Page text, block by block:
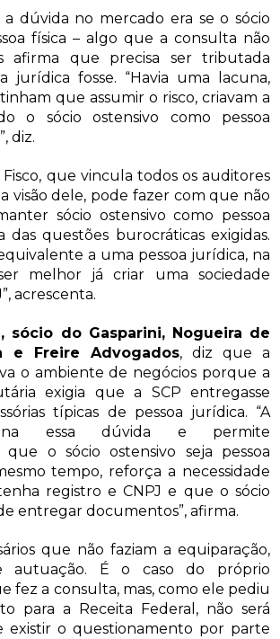
dúvida no mercado era se o sócio
física – algo que a consulta não
afirma que precisa ser tributada
jurídica fosse. “Havia uma lacuna,
que assumir o risco, criavam a
o sócio ostensivo como pessoa
diz.
que vincula todos os auditores
visão dele, pode fazer com que não
sócio ostensivo como pessoa
das questões burocráticas exigidas.
a uma pessoa jurídica, na
melhor já criar uma sociedade
acrescenta.
sócio do Gasparini, Nogueira de
e Freire Advogados, diz que a
o ambiente de negócios porque a
exigia que a SCP entregasse
típicas de pessoa jurídica. “A
essa dúvida e permite
que o sócio ostensivo seja pessoa
tempo, reforça a necessidade
registro e CNPJ e que o sócio
entregar documentos”, afirma.
que não faziam a equiparação,
autuação. É o caso do próprio
fez a consulta, mas, como ele pediu
para a Receita Federal, não será
existir o questionamento por parte